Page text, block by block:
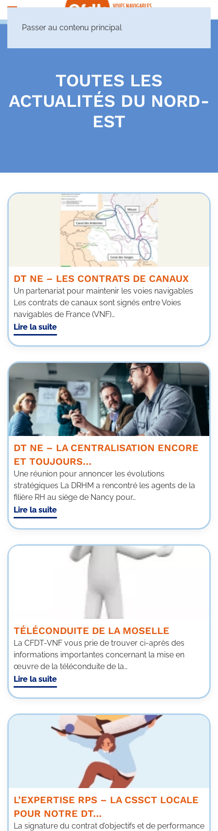
Passer au contenu principal
TOUTES LES
ACTUALITÉS DU NORD-
EST
DT NE – LES CONTRATS DE CANAUX
Un partenariat pour maintenir les voies navigables
Les contrats de canaux sont signés entre Voies
navigables de France (VNF)…
Lire la suite
DT NE – LA CENTRALISATION ENCORE
ET TOUJOURS…
Une réunion pour annoncer les évolutions
stratégiques La DRHM a rencontré les agents de la
filière RH au siège de Nancy pour…
Lire la suite
TÉLÉCONDUITE DE LA MOSELLE
La CFDT-VNF vous prie de trouver ci-après des
informations importantes concernant la mise en
œuvre de la téléconduite de la…
Lire la suite
L’EXPERTISE RPS – LA CSSCT LOCALE
POUR NOTRE DT…
La signature du contrat d’objectifs et de performance